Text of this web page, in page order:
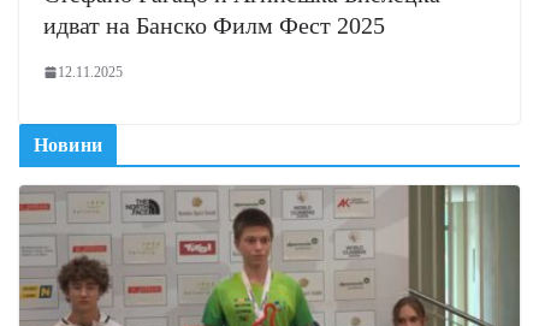
идват на Банско Филм Фест 2025
12.11.2025
Новини